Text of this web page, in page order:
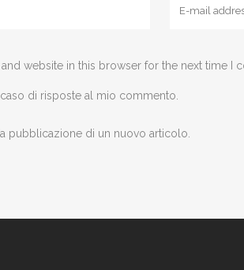
website in this browser for the next time I
di risposte al mio commento.
pubblicazione di un nuovo articolo.